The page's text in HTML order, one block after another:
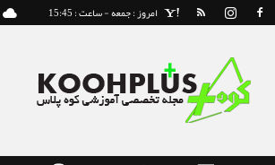
امروز : جمعه - ساعت : 15:45
مجله
و
فروشگاه
تخصصی
نوردی